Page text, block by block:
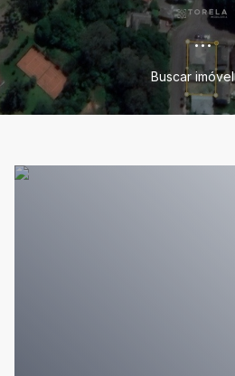
...
Buscar imóvel